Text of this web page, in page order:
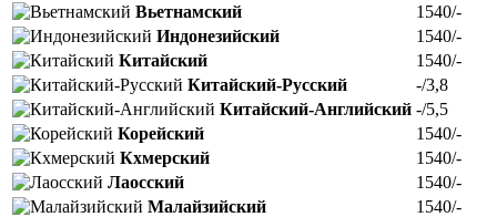
Вьетнамский
1540/-
Индонезийский
1540/-
Китайский
1540/-
Китайский-Русский
-/3,8
Китайский-Английский -/5,5
Корейский
1540/-
Кхмерский
1540/-
Лаосский
1540/-
Малайзийский
1540/-